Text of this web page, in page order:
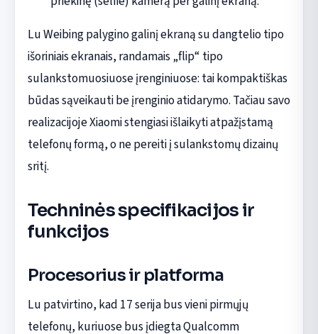
Lu Weibing palygino galinį ekraną su dangtelio tipo
išoriniais ekranais, randamais „flip“ tipo
sulankstomuosiuose įrenginiuose: tai kompaktiškas
būdas sąveikauti be įrenginio atidarymo. Tačiau savo
realizacijoje Xiaomi stengiasi išlaikyti atpažįstamą
telefonų formą, o ne pereiti į sulankstomų dizainų
sritį.
Techninės specifikacijos ir
funkcijos
Procesorius ir platforma
Lu patvirtino, kad 17 serija bus vieni pirmųjų
telefonų, kuriuose bus įdiegta Qualcomm